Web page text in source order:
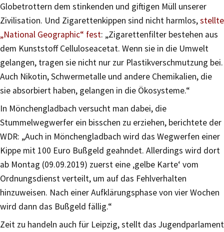
Globetrottern dem stinkenden und giftigen Müll unserer
Zivilisation. Und Zigarettenkippen sind nicht harmlos,stellte
„National Geographic“ fest: „Zigarettenfilter bestehen aus
dem Kunststoff Celluloseacetat. Wenn sie in die Umwelt
gelangen, tragen sie nicht nur zur Plastikverschmutzung bei.
Auch Nikotin, Schwermetalle und andere Chemikalien, die
sie absorbiert haben, gelangen in die Ökosysteme.“
In Mönchengladbach versucht man dabei, die
Stummelwegwerfer ein bisschen zu erziehen, berichtete der
WDR: „Auch in Mönchengladbach wird das Wegwerfen einer
Kippe mit 100 Euro Bußgeld geahndet. Allerdings wird dort
ab Montag (09.09.2019) zuerst eine ‚gelbe Karte‘ vom
Ordnungsdienst verteilt, um auf das Fehlverhalten
hinzuweisen. Nach einer Aufklärungsphase von vier Wochen
wird dann das Bußgeld fällig.“
Zeit zu handeln auch für Leipzig, stellt das Jugendparlament